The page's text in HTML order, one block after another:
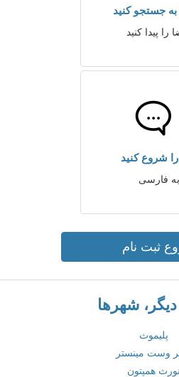
جستجو کنید
را پیدا کنید
شروع کنید
به فارسی
ثبت نام
شهرها
پلیموث
وست مینستر
نورث همپتون